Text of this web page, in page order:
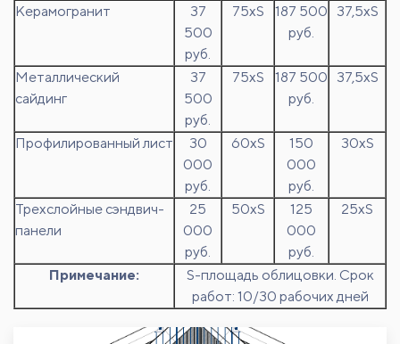
Керамогранит
37
500
руб.
75хS
187 500
руб.
37,5хS
Металлический
сайдинг
37
500
руб.
75хS
187 500
руб.
37,5хS
Профилированный лист
30
000
руб.
60хS
150
000
руб.
30хS
Трехслойные сэндвич-
панели
25
000
руб.
50хS
125
000
руб.
25хS
Примечание:
S-площадь облицовки. Срок
работ: 10/30 рабочих дней